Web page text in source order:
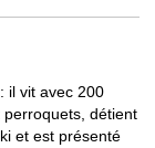
il vit avec 200
détient
et est présenté